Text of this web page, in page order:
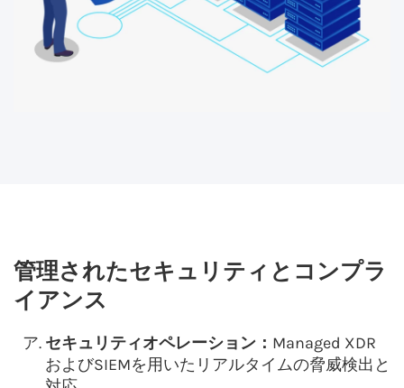
管理されたセキュリティとコンプラ
イアンス
セキュリティオペレーション： Managed XDR
およびSIEMを用いたリアルタイムの脅威検出と